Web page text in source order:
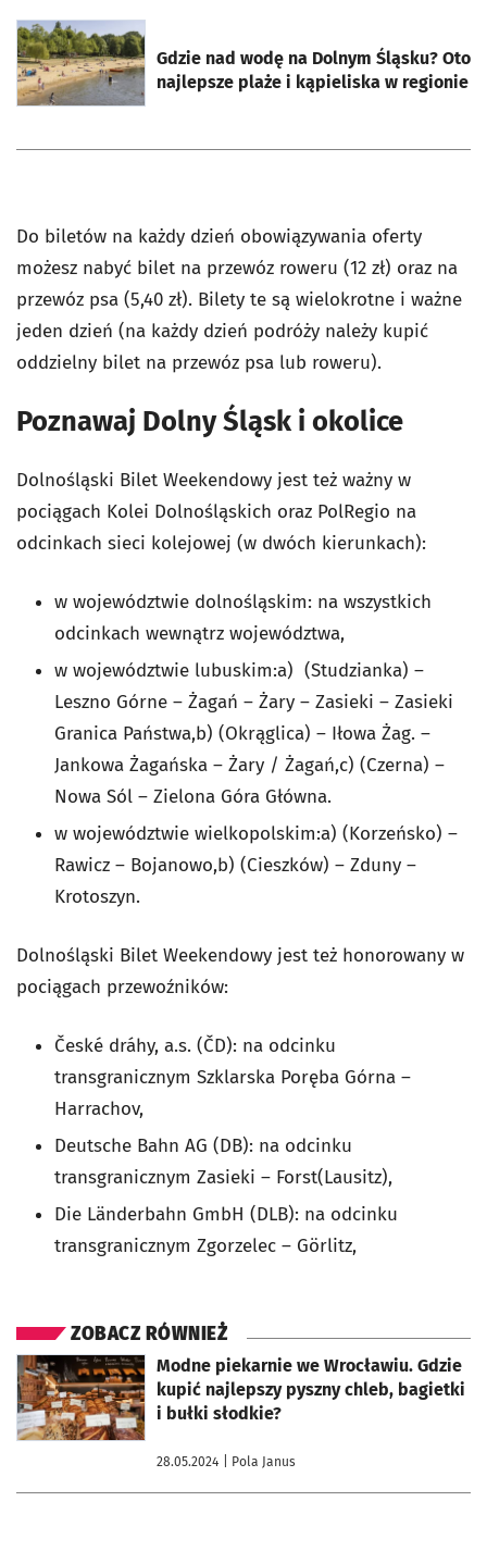
Gdzie nad wodę na Dolnym Śląsku? Oto
najlepsze plaże i kąpieliska w regionie
otworzy się w nowej karcie
Do biletów na każdy dzień obowiązywania oferty
możesz nabyć bilet na przewóz roweru (12 zł) oraz na
przewóz psa (5,40 zł). Bilety te są wielokrotne i ważne
jeden dzień (na każdy dzień podróży należy kupić
oddzielny bilet na przewóz psa lub roweru).
Poznawaj Dolny Śląsk i okolice
Dolnośląski Bilet Weekendowy jest też ważny w
pociągach Kolei Dolnośląskich oraz PolRegio na
odcinkach sieci kolejowej (w dwóch kierunkach):
w województwie dolnośląskim: na wszystkich
odcinkach wewnątrz województwa,
w województwie lubuskim:a) (Studzianka) –
Leszno Górne – Żagań – Żary – Zasieki – Zasieki
Granica Państwa,b) (Okrąglica) – Iłowa Żag. –
Jankowa Żagańska – Żary / Żagań,c) (Czerna) –
Nowa Sól – Zielona Góra Główna.
w województwie wielkopolskim:a) (Korzeńsko) –
Rawicz – Bojanowo,b) (Cieszków) – Zduny –
Krotoszyn.
Dolnośląski Bilet Weekendowy jest też honorowany w
pociągach przewoźników:
České dráhy, a.s. (ČD): na odcinku
transgranicznym Szklarska Poręba Górna –
Harrachov,
Deutsche Bahn AG (DB): na odcinku
transgranicznym Zasieki – Forst(Lausitz),
Die Länderbahn GmbH (DLB): na odcinku
transgranicznym Zgorzelec – Görlitz,
ZOBACZ RÓWNIEŻ
Modne piekarnie we Wrocławiu. Gdzie
kupić najlepszy pyszny chleb, bagietki
i bułki słodkie?
28.05.2024 | Pola Janus
otworzy się w nowej karcie